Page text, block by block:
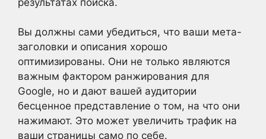
Вы должны сами убедиться, что ваши мета-
заголовки и описания хорошо
оптимизированы. Они не только являются
важным фактором ранжирования для
Google, но и дают вашей аудитории
бесценное представление о том, на что они
нажимают. Это может увеличить трафик на
ваши страницы само по себе.